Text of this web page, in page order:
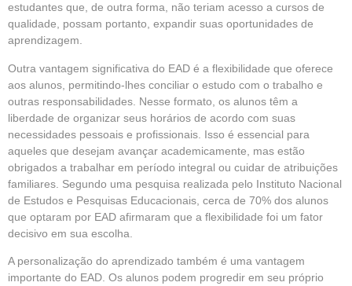
estudantes que, de outra forma, não teriam acesso a cursos de
qualidade, possam portanto, expandir suas oportunidades de
aprendizagem.
Outra vantagem significativa do EAD é a flexibilidade que oferece
aos alunos, permitindo-lhes conciliar o estudo com o trabalho e
outras responsabilidades. Nesse formato, os alunos têm a
liberdade de organizar seus horários de acordo com suas
necessidades pessoais e profissionais. Isso é essencial para
aqueles que desejam avançar academicamente, mas estão
obrigados a trabalhar em período integral ou cuidar de atribuições
familiares. Segundo uma pesquisa realizada pelo Instituto Nacional
de Estudos e Pesquisas Educacionais, cerca de 70% dos alunos
que optaram por EAD afirmaram que a flexibilidade foi um fator
decisivo em sua escolha.
A personalização do aprendizado também é uma vantagem
importante do EAD. Os alunos podem progredir em seu próprio